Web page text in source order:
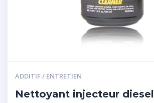
ADDITIF / ENTRETIEN
Nettoyant injecteur diesel